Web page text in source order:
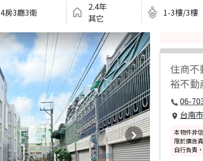
4房3廳3衛
2.4年
其它
1-3樓/3樓
住商不
裕不動
06-
台南
本物件非
限於廣告
自行負責